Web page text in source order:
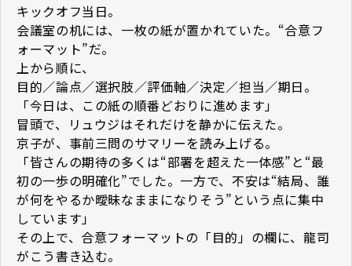
キックオフ当日。
会議室の机には、一枚の紙が置かれていた。“合意フ
ォーマット”だ。
上から順に、
目的／論点／選択肢／評価軸／決定／担当／期日。
「今日は、この紙の順番どおりに進めます」
冒頭で、リュウジはそれだけを静かに伝えた。
京子が、事前三問のサマリーを読み上げる。
「皆さんの期待の多くは“部署を超えた一体感”と“最
初の一歩の明確化”でした。一方で、不安は“結局、誰
が何をやるか曖昧なままになりそう”という点に集中
しています」
その上で、合意フォーマットの「目的」の欄に、龍司
がこう書き込む。